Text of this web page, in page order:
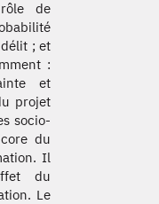
de
; et
:
et
projet
socio-
du
Il
du
Le